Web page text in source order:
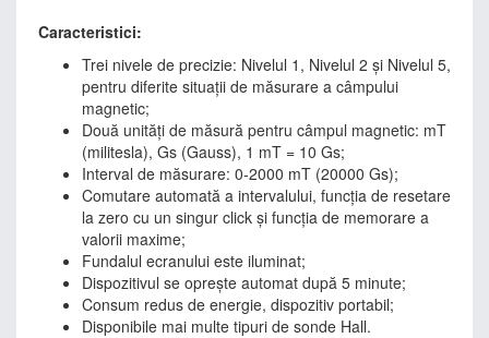
Caracteristici:
Trei nivele de precizie: Nivelul 1, Nivelul 2 și Nivelul 5,
pentru diferite situații de măsurare a câmpului
magnetic;
Două unități de măsură pentru câmpul magnetic: mT
(militesla), Gs (Gauss), 1 mT = 10 Gs;
Interval de măsurare: 0-2000 mT (20000 Gs);
Comutare automată a intervalului, funcția de resetare
la zero cu un singur click și funcția de memorare a
valorii maxime;
Fundalul ecranului este iluminat;
Dispozitivul se oprește automat după 5 minute;
Consum redus de energie, dispozitiv portabil;
Disponibile mai multe tipuri de sonde Hall.